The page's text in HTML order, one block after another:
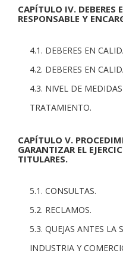
CAPÍTULO IV. DEBERES
RESPONSABLE Y
4.1. DEBERES EN
4.2. DEBERES EN
4.3. NIVEL DE
TRATAMIENTO.
CAPÍTULO V.
GARANTIZAR EL
TITULARES.
5.1. CONSULTAS.
5.2. RECLAMOS.
5.3. QUEJAS ANTES LA
INDUSTRIA Y